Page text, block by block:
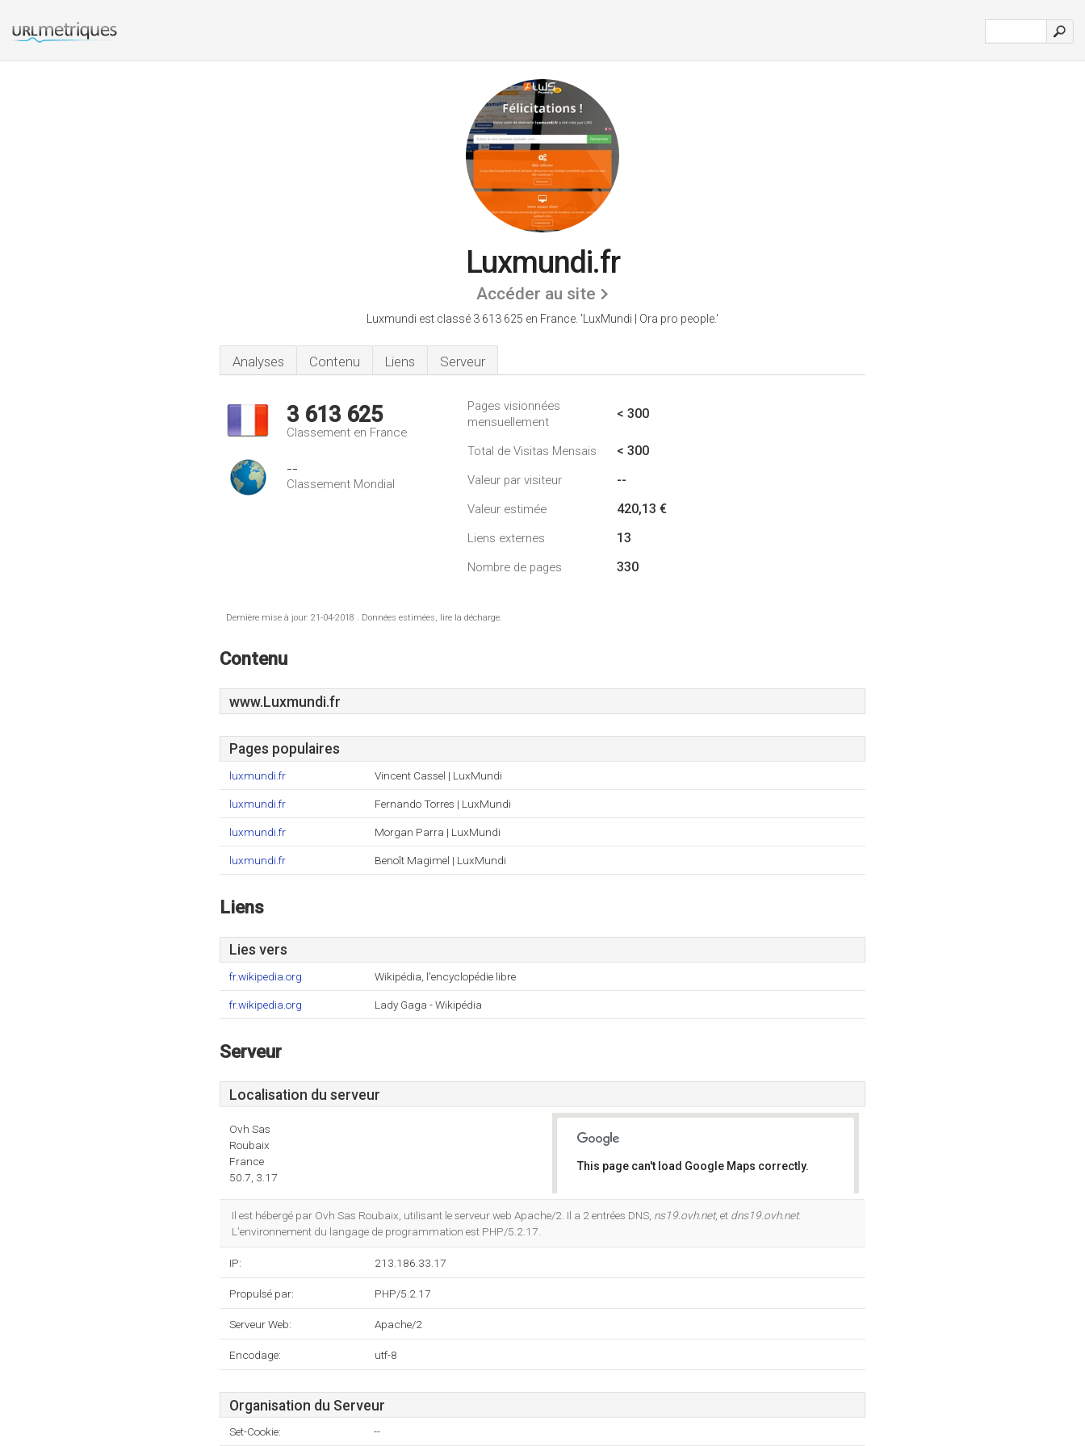
Luxmundi.fr
Accéder au site
Luxmundi est classé 3 613 625 en France. 'LuxMundi | Ora pro people.'
Analyses Contenu Liens Serveur
3 613 625
Classement en France
--
Classement Mondial
Pages visionnées
mensuellement
< 300
Total de Visitas Mensais < 300
Valeur par visiteur --
Valeur estimée 420,13 €
Liens externes 13
Nombre de pages 330
Dernière mise à jour: 21-04-2018 . Données estimées, lire la décharge.
Contenu
www.Luxmundi.fr
Pages populaires
luxmundi.fr Vincent Cassel | LuxMundi
luxmundi.fr Fernando Torres | LuxMundi
luxmundi.fr Morgan Parra | LuxMundi
luxmundi.fr Benoît Magimel | LuxMundi
Liens
Lies vers
fr.wikipedia.org Wikipédia, l'encyclopédie libre
fr.wikipedia.org Lady Gaga - Wikipédia
Serveur
Localisation du serveur
Ovh Sas
Roubaix
France
50.7, 3.17
This page can't load Google Maps correctly.
Il est hébergé par Ovh Sas Roubaix, utilisant le serveur web Apache/2. Il a 2 entrées DNS, ns19.ovh.net, et dns19.ovh.net.
L'environnement du langage de programmation est PHP/5.2.17.
IP: 213.186.33.17
Propulsé par: PHP/5.2.17
Serveur Web: Apache/2
Encodage: utf-8
Organisation du Serveur
Set-Cookie: --